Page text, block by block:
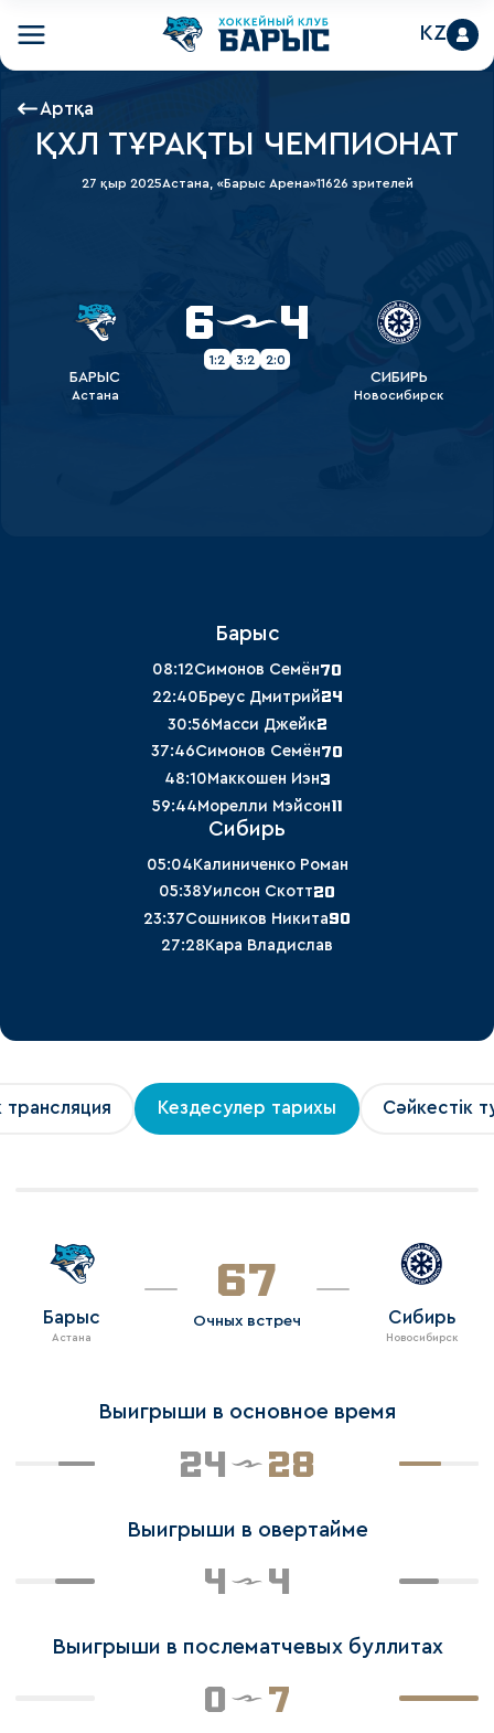
KZ
Артқа
ҚХЛ ТҰРАҚТЫ ЧЕМПИОНАТ
27 қыр 2025Астана, «Барыс Арена»11626 зрителей
БАРЫС
Астана
6 4
1:2 3:2 2:0
СИБИРЬ
Новосибирск
Барыс
08:12Симонов Семён70
22:40 Бреус Дмитрий24
30:56Масси Джейк2
37:46Симонов Семён70
48:10Маккошен Иэн3
59:44Морелли Мэйсон11
Сибирь
05:04 Калиниченко Роман
05:38Уилсон Скотт20
23:37Сошников Никита90
27:28 Кара Владислав
трансляция Кездесулер тарихы Сәйкестік
Барыс
Астана
67
Очных встреч Сибирь
Новосибирск
Выигрыши в основное время
24 28
Выигрыши в овертайме
4 4
Выигрыши в послематчевых буллитах
0 7